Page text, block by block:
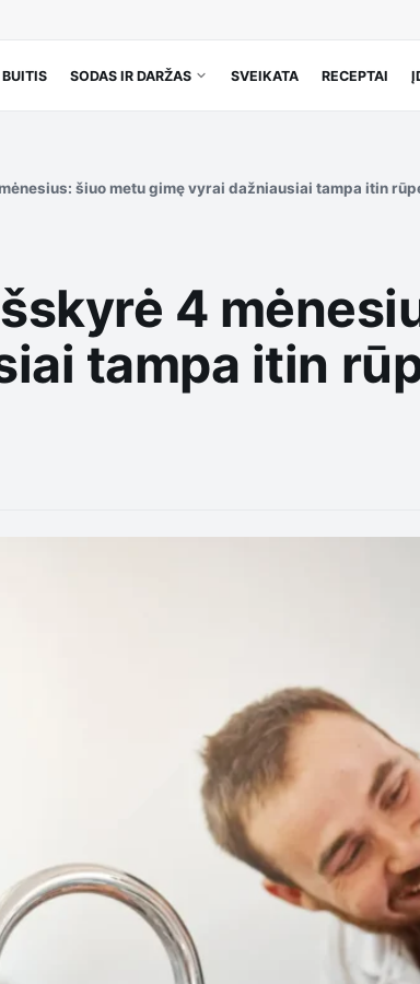
SODAS IR DARŽAS SVEIKATA RECEPTAI
šiuo metu gimę vyrai dažniausiai tampa itin
4
tampa itin